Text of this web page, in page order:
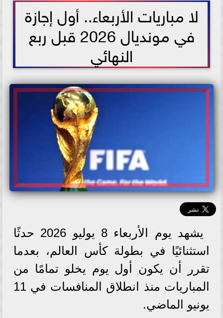
لا مباريات الأربعاء.. أول إجازة
في مونديال 2026 قبل ربع
النهائي
يشهد يوم الأربعاء 8 يوليو 2026 حدثًا
استثنائيًا في بطولة كأس العالم، بعدما
تقرر أن يكون أول يوم يخلو تمامًا من
المباريات منذ انطلاق المنافسات في 11
يونيو الماضي.